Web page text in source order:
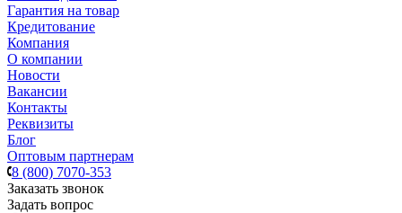
Гарантия на товар
Кредитование
Компания
О компании
Новости
Вакансии
Контакты
Реквизиты
Блог
Оптовым партнерам
8 (800) 7070-353
Заказать звонок
Задать вопрос